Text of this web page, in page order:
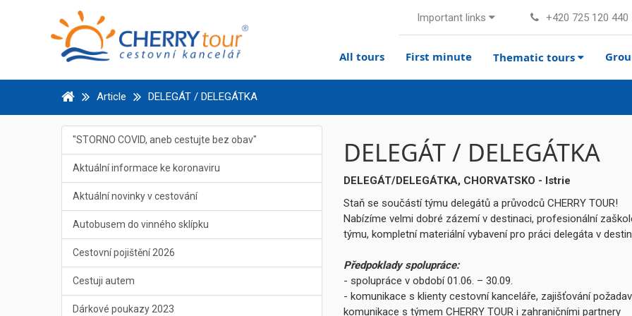
Important links +420 725 120 440
All tours First minute Thematic tours
Article DELEGÁT / DELEGÁTKA
"STORNO COVID, aneb cestujte bez obav"
Aktuální informace ke koronaviru
Aktuální novinky v cestování
Autobusem do vinného sklípku
Cestovní pojištění 2026
Cestuji autem
Dárkové poukazy 2023
DELEGÁT / DELEGÁTKA
DELEGÁT/DELEGÁTKA, CHORVATSKO - Istrie
Staň se součástí týmu delegátů a průvodců CHERRY TOUR!
Nabízíme velmi dobré zázemí v destinaci, profesionální
týmu, kompletní materiální vybavení pro práci delegáta v
Předpoklady spolupráce:
- spolupráce v období 01.06. – 30.09.
- komunikace s klienty cestovní kanceláře, zajišťování
komunikace s týmem CHERRY TOUR i zahraničními partnery